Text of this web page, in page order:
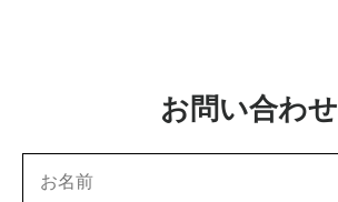
お問い合わせ